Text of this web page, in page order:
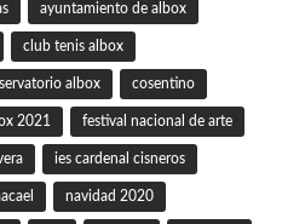
ayuntamiento de albox
club tenis albox
albox cosentino
2021 festival nacional de arte
ies cardenal cisneros
navidad 2020